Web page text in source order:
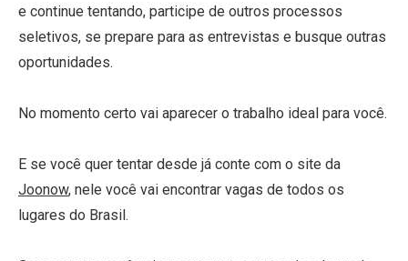
e continue tentando, participe de outros processos
seletivos, se prepare para as entrevistas e busque outras
oportunidades.
No momento certo vai aparecer o trabalho ideal para você.
E se você quer tentar desde já conte com o site da
Joonow, nele você vai encontrar vagas de todos os
lugares do Brasil.